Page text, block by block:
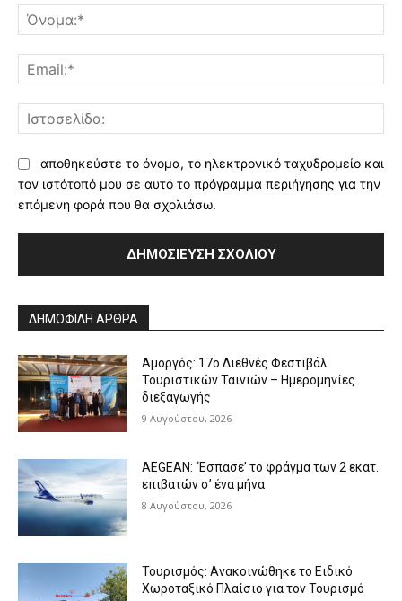
αποθηκεύστε το όνομα, το ηλεκτρονικό ταχυδρομείο και
τον ιστότοπό μου σε αυτό το πρόγραμμα περιήγησης για την
επόμενη φορά που θα σχολιάσω.
ΔΗΜΟΦΙΛΗ ΑΡΘΡΑ
Αμοργός: 17ο Διεθνές Φεστιβάλ
Τουριστικών Ταινιών – Ημερομηνίες
διεξαγωγής
9 Αυγούστου, 2026
AEGEAN: ‘Έσπασε’ το φράγμα των 2 εκατ.
επιβατών σ’ ένα μήνα
8 Αυγούστου, 2026
Τουρισμός: Ανακοινώθηκε το Ειδικό
Χωροταξικό Πλαίσιο για τον Τουρισμό